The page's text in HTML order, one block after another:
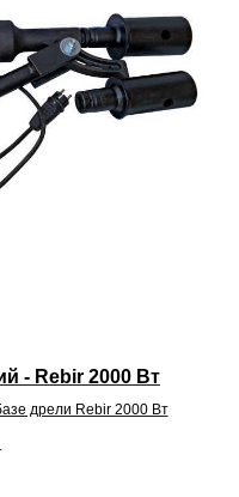
- Rebir 2000 Вт
дрели Rebir 2000 Вт